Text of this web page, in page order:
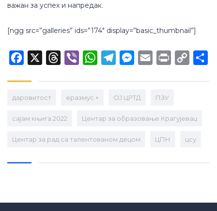
важан за успех и напредак.
[ngg src=”galleries” ids=”174″ display=”basic_thumbnail”]
Facebook Threads
Viber WhatsAppTelegramMessenger
Email Print
Copy
даровитост еразмус + ОЈ ЦРТД ПЗУ
сајам књига 2022 Центар за образовање Крагујевац
Центар за рад са талентованом децом ЦПН цсу